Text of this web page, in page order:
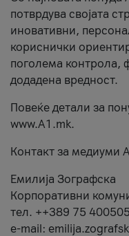
потврдува својата
иновативни,
кориснички
поголема контрола,
додадена вредност.
Повеќе детали за
www.А1.mk.
Контакт за медиуми
Емилија Зографска
Корпоративни
тел. ++389 75 400505
e-mail: